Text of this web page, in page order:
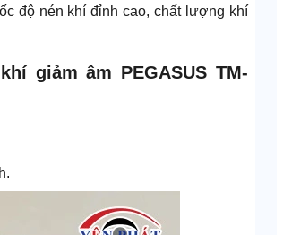
độ nén khí đỉnh cao, chất lượng khí
giảm âm PEGASUS TM-